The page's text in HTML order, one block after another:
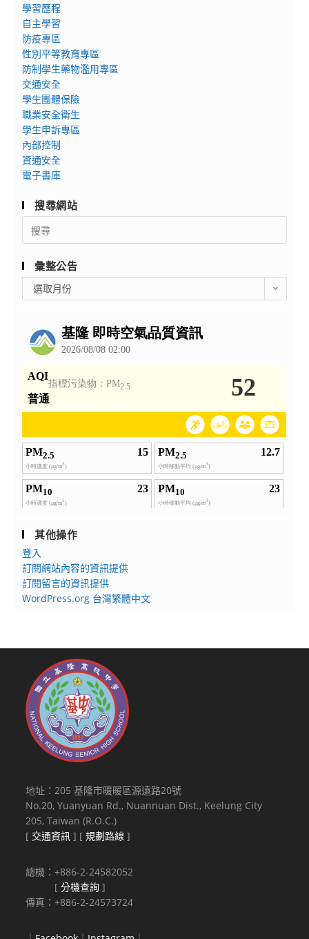
學習歷程
自主學習
防疫專區
性別平等教育專區
防制學生藥物濫用專區
交通安全
學生團體保險
職業安全衛生
學生申訴專區
內部控制
資通安全
電子書庫
搜尋網站
Search
for:
彙整公告
整
選取月份
其他操作
登入
訂閱網站內容的資訊提供
訂閱留言的資訊提供
WordPress.org 台灣繁體中文
地址：205 基隆市暖暖區源遠路20號
No.20, Yuanyuan Rd., Nuannuan Dist., Keelung City
205, Taiwan (R.O.C.)
[ 交通資訊 ] [規劃路線 ]
總機：+886-2-24582052
[分機查詢 ]
傳真：+886-2-24573724